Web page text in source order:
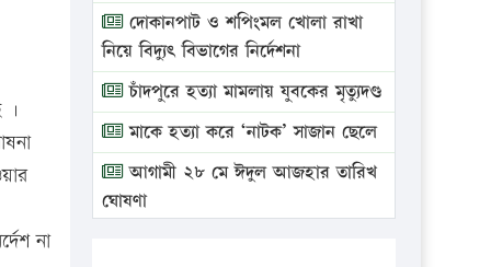
।
না
দোকানপাট ও শপিংমল খোলা রাখা
নিয়ে বিদ্যুৎ বিভাগের নির্দেশনা
চাঁদপুরে হত্যা মামলায় যুবকের মৃত্যুদণ্ড
মাকে হত্যা করে ‘নাটক’ সাজান ছেলে
আগামী ২৮ মে ঈদুল আজহার তারিখ
ঘোষণা